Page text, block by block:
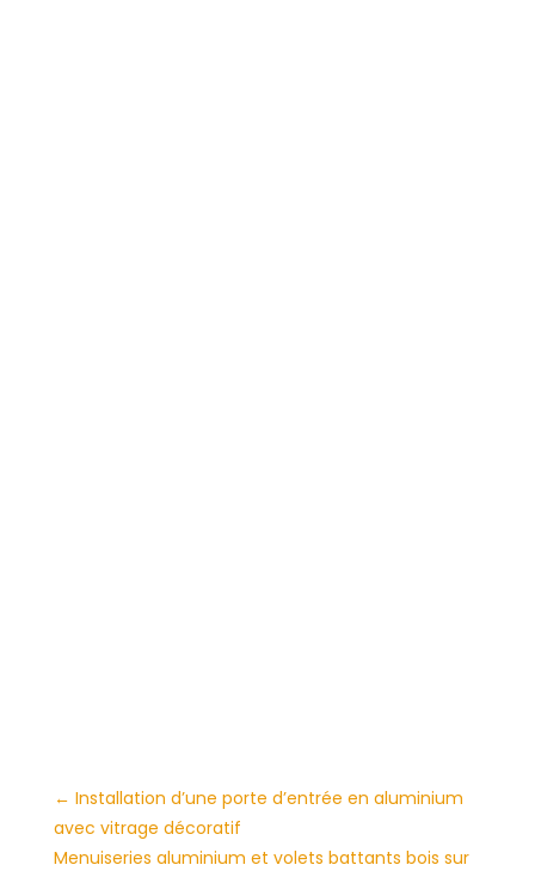
← Installation d’une porte d’entrée en aluminium
avec vitrage décoratif
Menuiseries aluminium et volets battants bois sur